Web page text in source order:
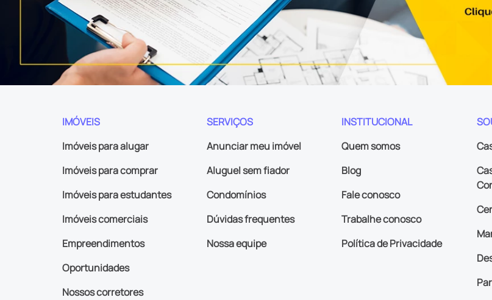
IMÓVEIS
Imóveis para alugar
Imóveis para comprar
Imóveis para estudantes
Imóveis comerciais
Empreendimentos
Oportunidades
Nossos corretores
SERVIÇOS
Anunciar meu imóvel
Aluguel sem fiador
Condomínios
Dúvidas frequentes
Nossa equipe
INSTITUCIONAL
Quem somos
Blog
Fale conosco
Trabalhe conosco
Política de Privacidade